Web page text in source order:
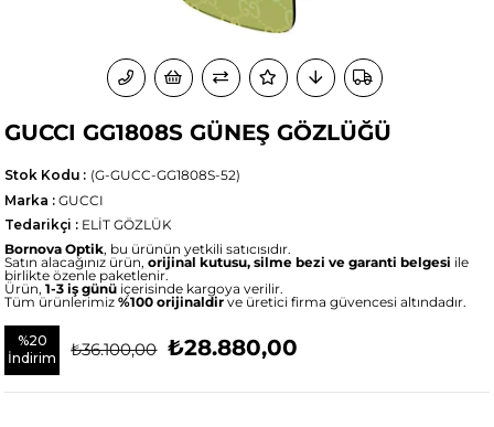
GUCCI GG1808S GÜNEŞ GÖZLÜĞÜ
(G-GUCC-GG1808S-52)
Stok Kodu
Marka : GUCCI
Tedarikçi : ELİT GÖZLÜK
Bornova Optik, bu ürünün yetkili satıcısıdır.
Satın alacağınız ürün,orijinal kutusu, silme bezi ve garanti belgesi ile
birlikte özenle paketlenir.
Ürün,1-3 iş günü içerisinde kargoya verilir.
Tüm ürünlerimiz%100 orijinaldirve üretici firma güvencesi altındadır.
%20
İndirim
₺36.100,00 ₺28.880,00